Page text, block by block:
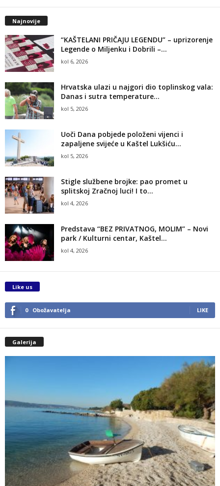
Najnovije
“KAŠTELANI PRIČAJU LEGENDU” – uprizorenje
Legende o Miljenku i Dobrili –...
kol 6, 2026
Hrvatska ulazi u najgori dio toplinskog vala:
Danas i sutra temperature...
kol 5, 2026
Uoči Dana pobjede položeni vijenci i
zapaljene svijeće u Kaštel Lukšiću...
kol 5, 2026
Stigle službene brojke: pao promet u
splitskoj Zračnoj luci! I to...
kol 4, 2026
Predstava “BEZ PRIVATNOG, MOLIM” – Novi
park / Kulturni centar, Kaštel...
kol 4, 2026
Like us
0 Obožavatelja LIKE
Galerija